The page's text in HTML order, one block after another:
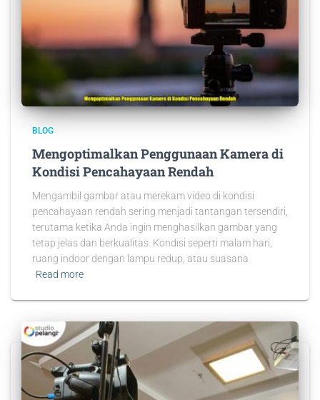
BLOG
Mengoptimalkan Penggunaan Kamera di
Kondisi Pencahayaan Rendah
Mengambil gambar atau merekam video di kondisi
pencahayaan rendah sering menjadi tantangan tersendiri,
terutama ketika Anda ingin menghasilkan gambar yang
tetap jelas dan berkualitas. Kondisi seperti malam hari,
ruang indoor dengan lampu redup, atau suasana
Read more